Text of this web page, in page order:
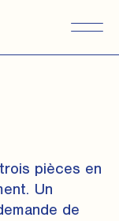
pièces en
Un
de